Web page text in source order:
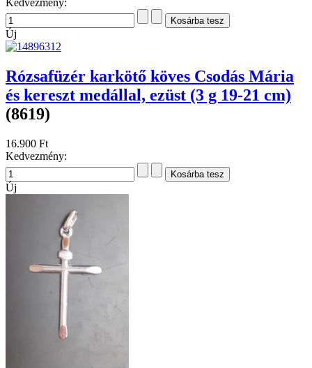
Kedvezmény:
Új
Rózsafüzér karkötő köves Csodás Mária
és kereszt medállal, ezüst (3 g 19-21 cm)
(8619)
16.900 Ft
Kedvezmény:
Új